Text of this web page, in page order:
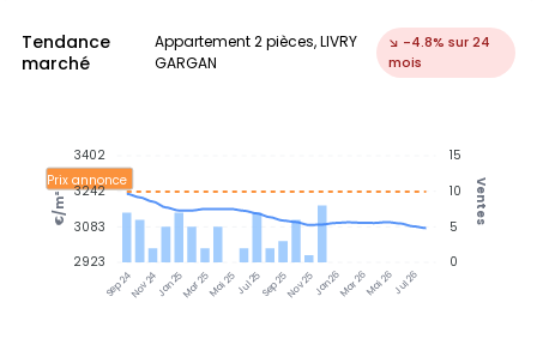
Tendance
marché
Appartement 2 pièces, LIVRY
GARGAN
↘ -4.8% sur 24
mois
Sep 24Nov 24Jan 25Mar 25Mai 25Jul 25Sep 25Nov 25Jan 26Mar 26Mai 26Jul 26
Prix annonce
15
10
5
0
Ventes
3402
3242
3083
2923
€/m²